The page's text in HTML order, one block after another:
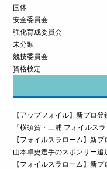
国体
安全委員会
強化育成委員会
未分類
競技委員会
資格検定
【アップフォイル】新プロ
『横須賀・三浦 フォイルス
【フォイルスラローム】新
山本卓史選手のスポンサー追
【フォイルスラローム】新